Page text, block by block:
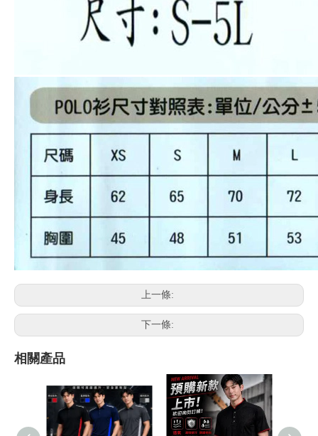
上一條:
下一條:
相關產品